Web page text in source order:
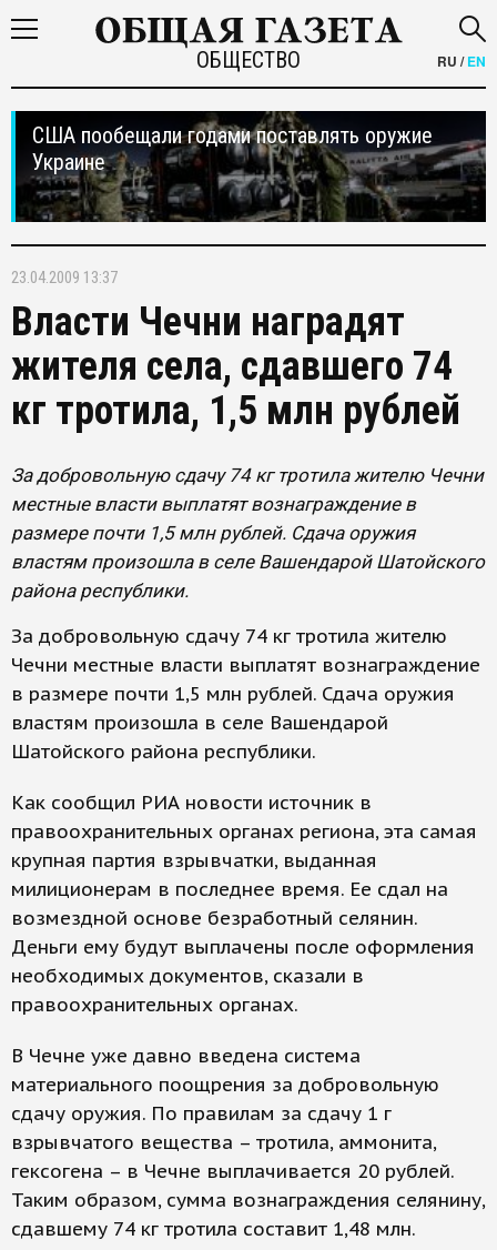
ОБЩЕСТВО RU /EN
США пообещали годами поставлять оружие
Украине
23.04.2009 13:37
Власти Чечни наградят
жителя села, сдавшего 74
кг тротила, 1,5 млн рублей
За добровольную сдачу 74 кг тротила жителю Чечни
местные власти выплатят вознаграждение в
размере почти 1,5 млн рублей. Сдача оружия
властям произошла в селе Вашендарой Шатойского
района республики.
За добровольную сдачу 74 кг тротила жителю
Чечни местные власти выплатят вознаграждение
в размере почти 1,5 млн рублей. Сдача оружия
властям произошла в селе Вашендарой
Шатойского района республики.
Как сообщил РИА новости источник в
правоохранительных органах региона, эта самая
крупная партия взрывчатки, выданная
милиционерам в последнее время. Ее сдал на
возмездной основе безработный селянин.
Деньги ему будут выплачены после оформления
необходимых документов, сказали в
правоохранительных органах.
В Чечне уже давно введена система
материального поощрения за добровольную
сдачу оружия. По правилам за сдачу 1 г
взрывчатого вещества – тротила, аммонита,
гексогена – в Чечне выплачивается 20 рублей.
Таким образом, сумма вознаграждения селянину,
сдавшему 74 кг тротила составит 1,48 млн.